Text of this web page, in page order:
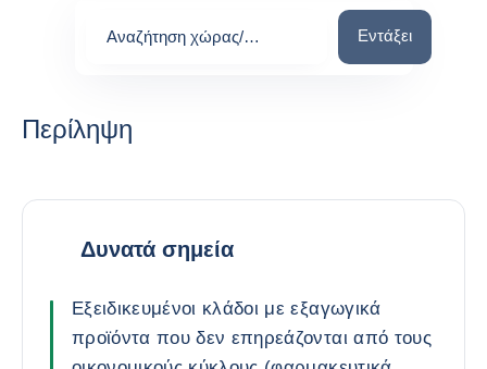
Αναζήτηση χώρας/
Αναζήτηση
Εντάξει
Περίληψη
Δυνατά σημεία
Εξειδικευμένοι κλάδοι με εξαγωγικά
προϊόντα που δεν επηρεάζονται από τους